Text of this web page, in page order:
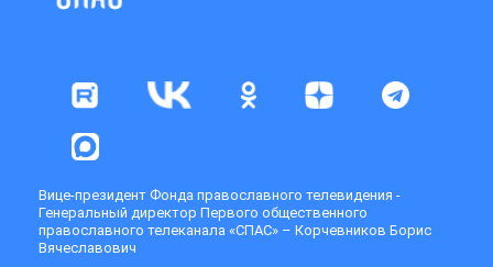
Вице-президент Фонда православного телевидения -
Генеральный директор Первого общественного
православного телеканала «СПАС» – Корчевников Борис
Вячеславович